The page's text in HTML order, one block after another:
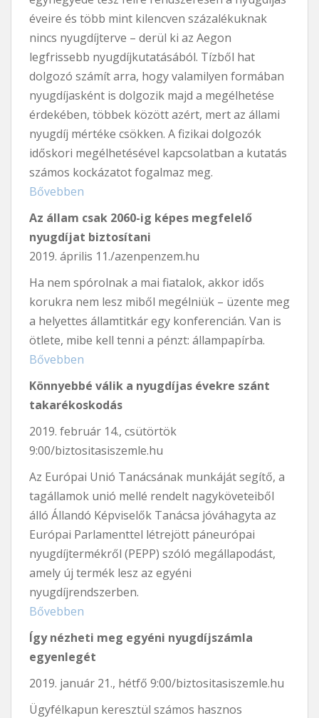
éveire és több mint kilencven százalékuknak
nincs nyugdíjterve – derül ki az Aegon
legfrissebb nyugdíjkutatásából. Tízből hat
dolgozó számít arra, hogy valamilyen formában
nyugdíjasként is dolgozik majd a megélhetése
érdekében, többek között azért, mert az állami
nyugdíj mértéke csökken. A fizikai dolgozók
időskori megélhetésével kapcsolatban a kutatás
számos kockázatot fogalmaz meg.
Bővebben
Az állam csak 2060-ig képes megfelelő
nyugdíjat biztosítani
2019. április 11./azenpenzem.hu
Ha nem spórolnak a mai fiatalok, akkor idős
korukra nem lesz miből megélniük – üzente meg
a helyettes államtitkár egy konferencián. Van is
ötlete, mibe kell tenni a pénzt: állampapírba.
Bővebben
Könnyebbé válik a nyugdíjas évekre szánt
takarékoskodás
2019. február 14., csütörtök
9:00/biztositasiszemle.hu
Az Európai Unió Tanácsának munkáját segítő, a
tagállamok unió mellé rendelt nagyköveteiből
álló Állandó Képviselők Tanácsa jóváhagyta az
Európai Parlamenttel létrejött páneurópai
nyugdíjtermékről (PEPP) szóló megállapodást,
amely új termék lesz az egyéni
nyugdíjrendszerben.
Bővebben
Így nézheti meg egyéni nyugdíjszámla
egyenlegét
2019. január 21., hétfő 9:00/biztositasiszemle.hu
Ügyfélkapun keresztül számos hasznos